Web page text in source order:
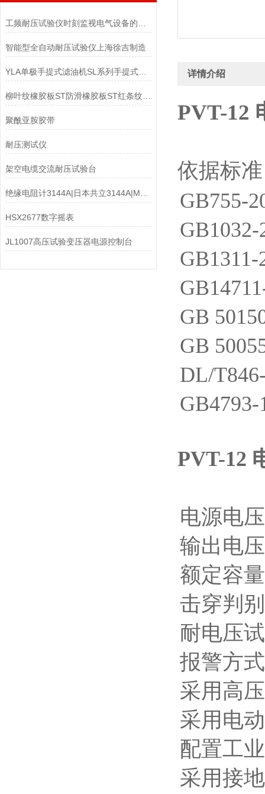
智能型全自动耐压试验仪上海徐吉制造
YLA单极手提式滤油机SL系列手提式净油机
柳叶纹橡胶板ST防滑橡胶板ST红条纹橡胶板ST
聚酰亚胺胶带
耐压测试仪
架空电缆交流耐压试验台
HSX2677数字摇表
JL1007高压试验变压器电源控制台
详情介绍
PVT-12
依据标准
GB755-
GB
GB
DL/
PVT-12
电源电
输出电
额定容
击穿判
耐电压
报警方
采用高
采用电
配置工
采用接